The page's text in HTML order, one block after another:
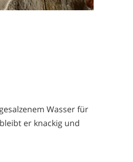
Wasser für
er knackig und